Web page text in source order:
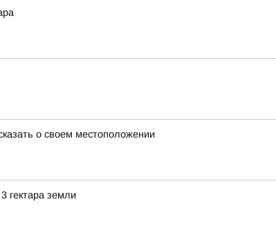
о своем местоположении
гектара земли